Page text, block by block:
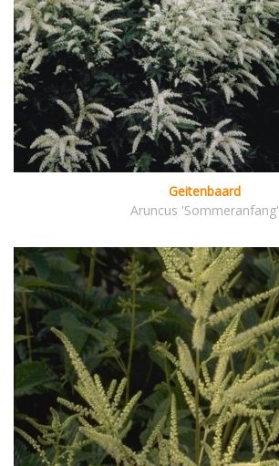
Geitenbaard
Aruncus 'Sommeranfang'